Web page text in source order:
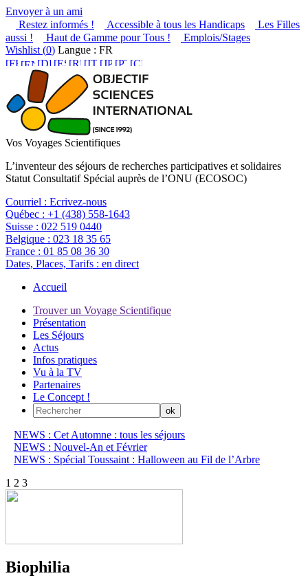
Envoyer à un ami
Restez informés !
Accessible à tous les Handicaps
Les Filles
aussi !
Haut de Gamme pour Tous !
Emplois/Stages
Wishlist (0) Langue : FR
Vos Voyages Scientifiques
L’inventeur des séjours de recherches participatives et solidaires
Statut Consultatif Spécial auprès de l’ONU (ECOSOC)
Courriel : Ecrivez-nous
Québec : +1 (438) 558-1643
Suisse : 022 519 0440
Belgique : 023 18 35 65
France : 01 85 08 36 30
Dates, Places, Tarifs : en direct
Accueil
Trouver un Voyage Scientifique
Présentation
Les Séjours
Actus
Infos pratiques
Vu à la TV
Partenaires
Le Concept !
NEWS : Cet Automne : tous les séjours
NEWS : Nouvel-An et Février
NEWS : Spécial Toussaint : Halloween au Fil de l’Arbre
1 2 3
Biophilia